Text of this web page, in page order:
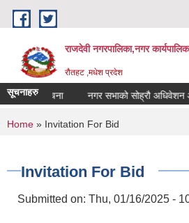
Skip to main content
राजदेवी नगरपालिका,नगर
रौतहट ,मधेश प्रदेश
सूचनाहरु
सम्बन्धि सूचना नगर सभाको सोह्रौ अधिवेशन
You are here
Home » Invitation For Bid
Invitation For Bid
Submitted on: Thu, 01/16/2025 -